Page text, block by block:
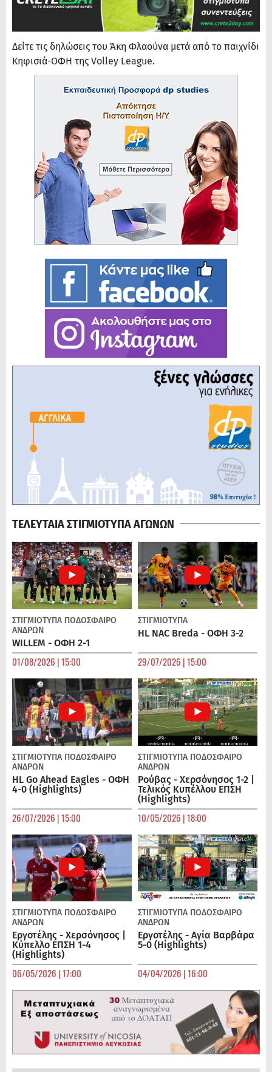
Δείτε τις δηλώσεις του Άκη Φλαούνα μετά από το παιχνίδι
Κηφισιά-ΟΦΗ της Volley League.
ΤΕΛΕΥΤΑΙΑ ΣΤΙΓΜΙΟΤΥΠΑ ΑΓΩΝΩΝ
ΣΤΙΓΜΙΟΤΥΠΑ ΠΟΔΌΣΦΑΙΡΟ
ΑΝΔΡΏΝ
WILLEM - ΟΦΗ 2-1
01/08/2026 | 15:00
ΣΤΙΓΜΙΟΤΥΠΑ
HL NAC Breda - ΟΦΗ 3-2
29/07/2026 | 15:00
ΣΤΙΓΜΙΟΤΥΠΑ ΠΟΔΌΣΦΑΙΡΟ
ΑΝΔΡΏΝ
HL Go Ahead Eagles - ΟΦΗ
4-0 (Highlights)
26/07/2026 | 15:00
ΣΤΙΓΜΙΟΤΥΠΑ ΠΟΔΌΣΦΑΙΡΟ
ΑΝΔΡΏΝ
Ρούβας - Χερσόνησος 1-2 |
Τελικός Κυπέλλου ΕΠΣΗ
(Highlights)
10/05/2026 | 18:00
ΣΤΙΓΜΙΟΤΥΠΑ ΠΟΔΌΣΦΑΙΡΟ
ΑΝΔΡΏΝ
Εργοτέλης - Χερσόνησος |
Κύπελλο ΕΠΣΗ 1-4
(Highlights)
06/05/2026 | 17:00
ΣΤΙΓΜΙΟΤΥΠΑ ΠΟΔΌΣΦΑΙΡΟ
ΑΝΔΡΏΝ
Εργοτέλης - Αγία Βαρβάρα
5-0 (Highlights)
04/04/2026 | 16:00